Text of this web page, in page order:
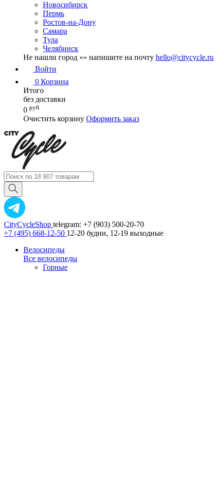
Новосибирск
Пермь
Ростов-на-Дону
Самара
Тула
Челябинск
Не нашли город «» напишите на почту hello@citycycle.ru
Войти
0 Корзина
Итого
без доставки
0 руб
Очистить корзину Оформить заказ
CityCycleShop telegram: +7 (903) 500-20-70
+7 (495) 668-12-50 12-20 будни, 12-19 выходные
Велосипеды
Все велосипеды
Горные